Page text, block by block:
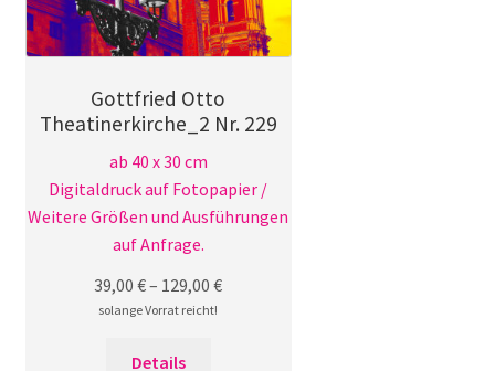
der
Produktseite
werden
Gottfried Otto
Theatinerkirche_2 Nr. 229
ab 40 x 30 cm
Digitaldruck auf Fotopapier /
Weitere Größen und Ausführungen
auf Anfrage.
39,00€– 129,00€
solange Vorrat reicht!
Details